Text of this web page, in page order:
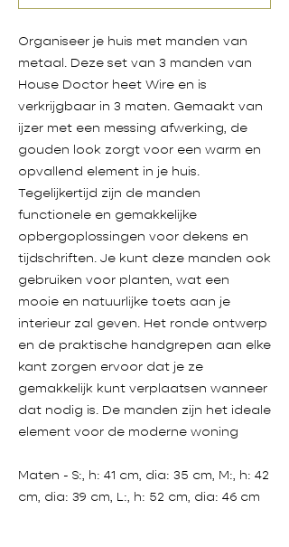
Organiseer je huis met manden van
metaal. Deze set van 3 manden van
House Doctor heet Wire en is
verkrijgbaar in 3 maten. Gemaakt van
ijzer met een messing afwerking, de
gouden look zorgt voor een warm en
opvallend element in je huis.
Tegelijkertijd zijn de manden
functionele en gemakkelijke
opbergoplossingen voor dekens en
tijdschriften. Je kunt deze manden ook
gebruiken voor planten, wat een
mooie en natuurlijke toets aan je
interieur zal geven. Het ronde ontwerp
en de praktische handgrepen aan elke
kant zorgen ervoor dat je ze
gemakkelijk kunt verplaatsen wanneer
dat nodig is. De manden zijn het ideale
element voor de moderne woning
Maten - S:, h: 41 cm, dia: 35 cm, M:, h: 42
cm, dia: 39 cm, L:, h: 52 cm, dia: 46 cm